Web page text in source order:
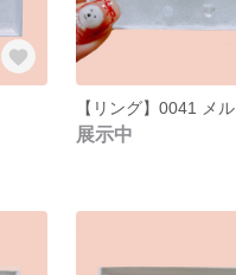
【リング】0041 メル
展示中